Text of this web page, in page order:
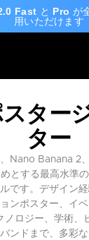
Fast と Pro が
用いただけます
ター
ター
Nano Banana 2
とする最高水準
です。デザイン
ンポスター、イ
ノロジー、学術、
ンドまで、多彩な